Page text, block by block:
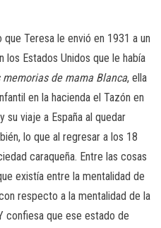
Teresa le envió en 1931 a un
Estados Unidos que le había
memorias de mama Blanca, ella
en la hacienda el Tazón en
su viaje a España al quedar
lo que al regresar a los 18
caraqueña. Entre las cosas
existía entre la mentalidad de
respecto a la mentalidad de la
confiesa que ese estado de